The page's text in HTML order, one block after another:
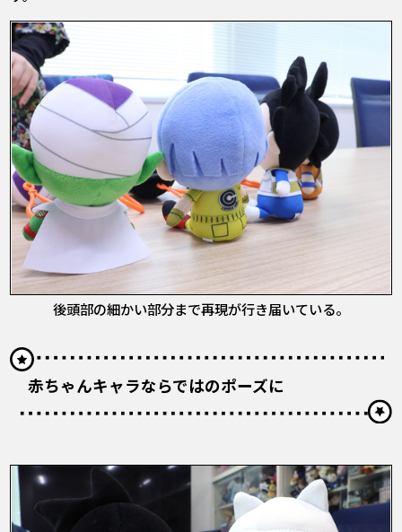
後頭部の細かい部分まで再現が行き届いている。
赤ちゃんキャラならではのポーズに